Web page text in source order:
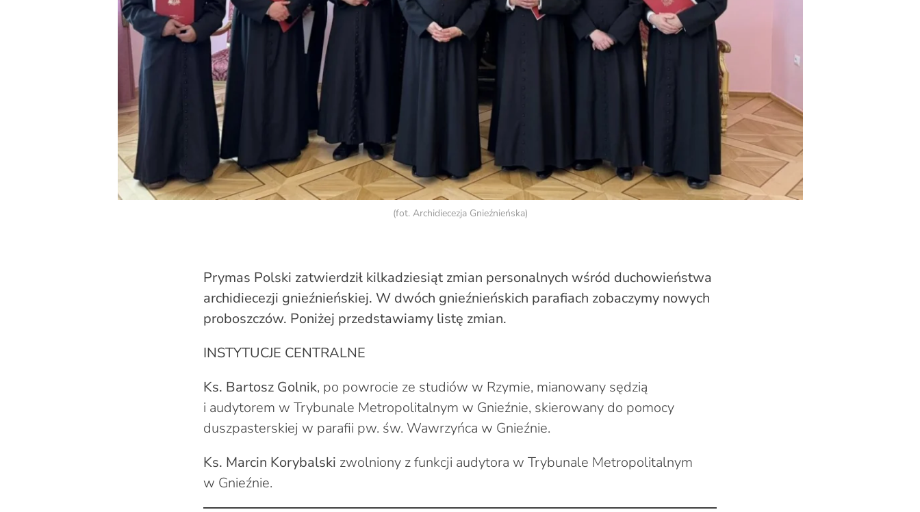
(fot. Archidiecezja Gnieźnieńska)
Prymas Polski zatwierdził kilkadziesiąt zmian personalnych wśród duchowieństwa
archidiecezji gnieźnieńskiej. W dwóch gnieźnieńskich parafiach zobaczymy nowych
proboszczów. Poniżej przedstawiamy listę zmian.
INSTYTUCJE CENTRALNE
Ks. Bartosz Golnik, po powrocie ze studiów w Rzymie, mianowany sędzią
i audytorem w Trybunale Metropolitalnym w Gnieźnie, skierowany do pomocy
duszpasterskiej w parafii pw. św. Wawrzyńca w Gnieźnie.
Ks. Marcin Korybalski zwolniony z funkcji audytora w Trybunale Metropolitalnym
w Gnieźnie.